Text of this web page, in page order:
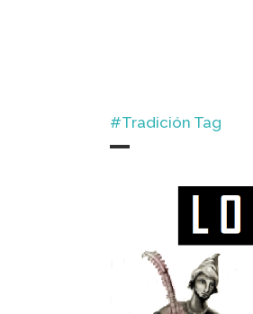
#tradición Tag